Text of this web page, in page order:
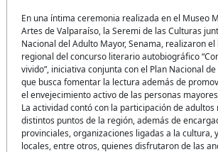
En una íntima ceremonia realizada en el Museo
Artes de Valparaíso, la Seremi de las Culturas
Nacional del Adulto Mayor, Senama, realizaron
regional del concurso literario autobiográfico
vivido”, iniciativa conjunta con el Plan Nacional
que busca fomentar la lectura además de
el envejecimiento activo de las personas
La actividad contó con la participación de adultos
distintos puntos de la región, además de
provinciales, organizaciones ligadas a la cultura,
locales, entre otros, quienes disfrutaron de las